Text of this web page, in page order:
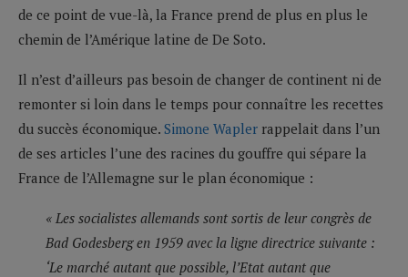
de ce point de vue-là, la France prend de plus en plus le
chemin de l’Amérique latine de De Soto.
Il n’est d’ailleurs pas besoin de changer de continent ni de
remonter si loin dans le temps pour connaître les recettes
du succès économique. Simone Wapler rappelait dans l’un
de ses articles l’une des racines du gouffre qui sépare la
France de l’Allemagne sur le plan économique :
« Les socialistes allemands sont sortis de leur congrès de
Bad Godesberg en 1959 avec la ligne directrice suivante :
‘Le marché autant que possible, l’Etat autant que